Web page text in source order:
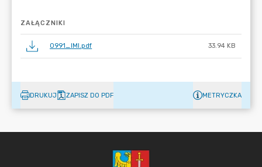
ZAŁĄCZNIKI
0991_IMI.pdf 33.94 KB
DRUKUJ ZAPISZ DO PDF METRYCZKA